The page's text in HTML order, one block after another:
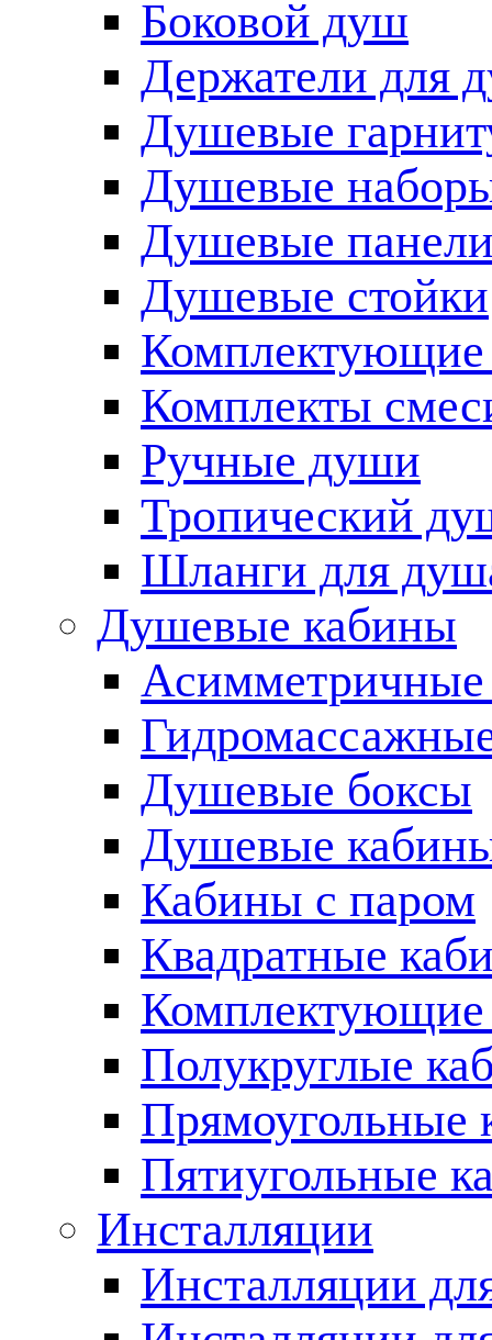
Боковой душ
Держатели для
Душевые
Душевые
Душевые
Душевые стойки
Комплекты
Ручные души
Тропический
Шланги для
Душевые кабины
Душевые боксы
Душевые
Кабины с паром
Квадратные
Комплектующие
Полукруглые
Прямоугольные
Пятиугольные
Инсталляции
Инсталляции